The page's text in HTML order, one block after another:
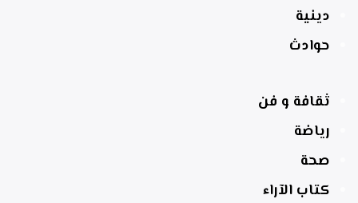
دينية
حوادث
ثقافة و فن
رياضة
صحة
كتاب الآراء